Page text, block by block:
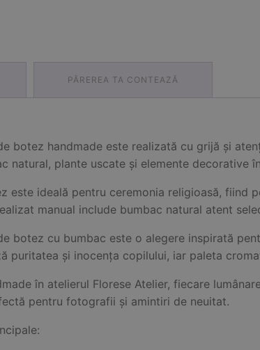
PĂREREA TA CONTEAZĂ
botez handmade este realizată cu grijă și
natural, plante uscate și elemente decorative
este ideală pentru ceremonia religioasă,
manual include bumbac natural atent
botez cu bumbac este o alegere inspirată
puritatea și inocența copilului, iar paleta
în atelierul Florese Atelier, fiecare
pentru fotografii și amintiri de neuitat.